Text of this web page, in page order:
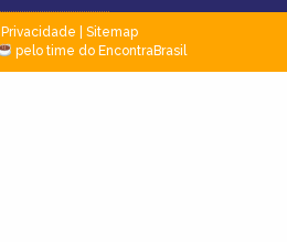
Privacidade
Sitemap
pelo time do EncontraBrasil